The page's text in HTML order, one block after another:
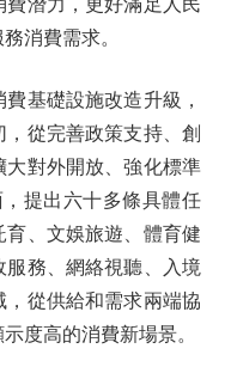
潛力，更好滿足人民
消費需求。
基礎設施改造升級，
從完善政策支持、創
大對外開放、強化標準
提出六十多條具體任
、文娛旅遊、體育健
服務、網絡視聽、入境
從供給和需求兩端協
度高的消費新場景。